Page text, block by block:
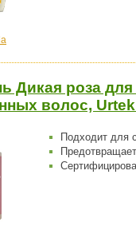
Дикая роза для
волос,
Подходит для